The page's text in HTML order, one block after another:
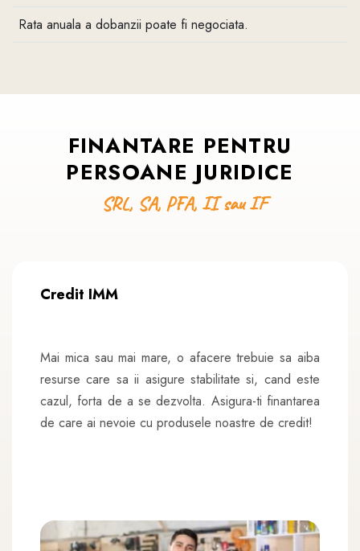
Rata anuala a dobanzii poate fi negociata.
FINANTARE PENTRU
PERSOANE JURIDICE
SRL, SA, PFA, II sau IF
Credit IMM
Mai mica sau mai mare, o afacere trebuie sa aiba
resurse care sa ii asigure stabilitate si, cand este
cazul, forta de a se dezvolta. Asigura-ti finantarea
de care ai nevoie cu produsele noastre de credit!